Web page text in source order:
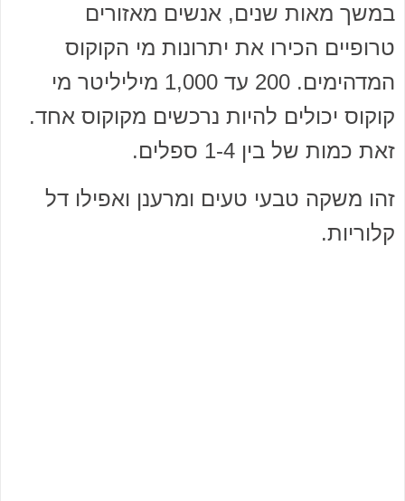
במשך מאות שנים, אנשים מאזורים
טרופיים הכירו את יתרונות מי הקוקוס
המדהימים. 200 עד 1,000 מיליליטר מי
קוקוס יכולים להיות נרכשים מקוקוס אחד.
זאת כמות של בין 1-4 ספלים.
זהו משקה טבעי טעים ומרענן ואפילו דל
קלוריות.